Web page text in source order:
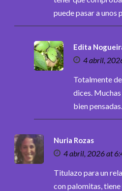
puede pasar a unos
Edita
4 abril,
Totalmente
dices.
bien pensadas.
Nuria Rozas
4 abril, 2026 at
Titulazo para un
con palomitas,